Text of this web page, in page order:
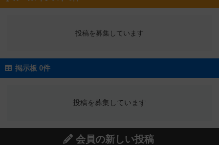
投稿を募集しています
掲示板 0件
投稿を募集しています
会員の新しい投稿